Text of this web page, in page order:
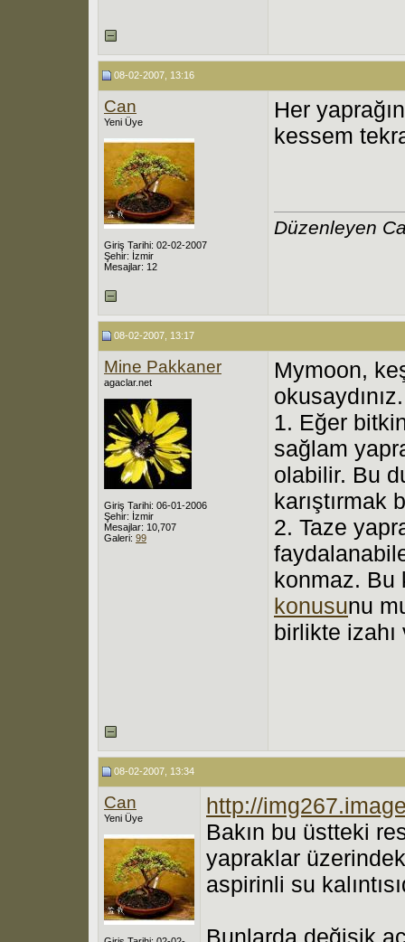
08-02-2007, 13:16
Can
Yeni Üye
Giriş Tarihi: 02-02-2007
Şehir: İzmir
Mesajlar: 12
Her
kessem
Düzenleyen
08-02-2007, 13:17
Mine Pakkaner
agaclar.net
Giriş Tarihi: 06-01-2006
Şehir: İzmir
Mesajlar: 10,707
Galeri: 99
Mymoon,
1. Eğer
sağlam
olabilir. Bu
karıştırmak
2. Taze
konmaz. Bu
konusunu
birlikte izahı
08-02-2007, 13:34
Can
Yeni Üye
http://
Bakın bu üstteki
yapraklar
aspirinli su
Bunlarda değişik